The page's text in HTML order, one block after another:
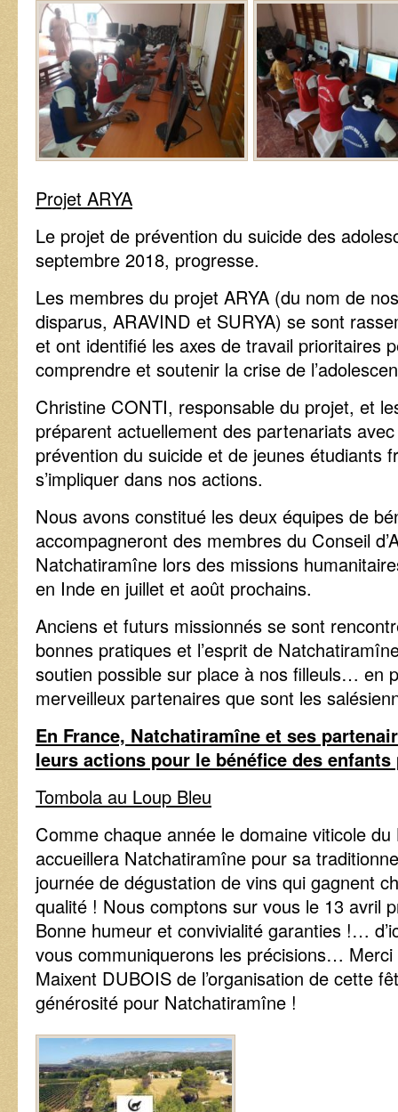
Projet ARYA
Le projet de prévention du suicide des
septembre 2018, progresse.
Les membres du projet ARYA (du nom de
disparus, ARAVIND et SURYA) se sont
et ont identifié les axes de travail prioritaires
comprendre et soutenir la crise de
Christine CONTI, responsable du projet, et
préparent actuellement des partenariats
prévention du suicide et de jeunes étudiants
s’impliquer dans nos actions.
Nous avons constitué les deux équipes de
accompagneront des membres du Conseil
Natchatiramîne lors des missions
en Inde en juillet et août prochains.
Anciens et futurs missionnés se sont
bonnes pratiques et l’esprit de
soutien possible sur place à nos filleuls… en
merveilleux partenaires que sont les
En France, Natchatiramîne et ses
leurs actions pour le bénéfice des enfants
Tombola au Loup Bleu
Comme chaque année le domaine viticole
accueillera Natchatiramîne pour sa
journée de dégustation de vins qui gagnent
qualité ! Nous comptons sur vous le 13 avril
Bonne humeur et convivialité garanties !…
vous communiquerons les précisions…
Maixent DUBOIS de l’organisation de cette
générosité pour Natchatiramîne !